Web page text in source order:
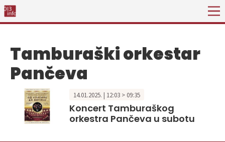
Tamburaški orkestar
Pančeva
14.01.2025. | 12:03 > 09:35
Koncert Tamburaškog
orkestra Pančeva u subotu